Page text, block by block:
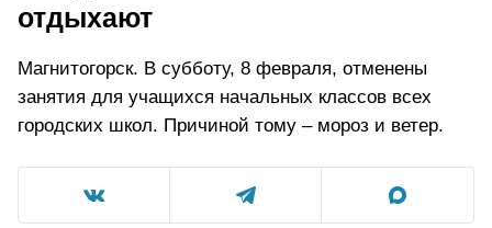
отдыхают
Магнитогорск. В субботу, 8 февраля, отменены
занятия для учащихся начальных классов всех
городских школ. Причиной тому – мороз и ветер.